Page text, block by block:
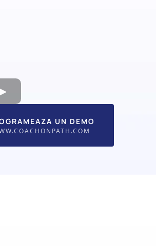
UN DEMO